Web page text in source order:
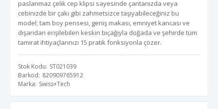
paslanmaz çelik cep klipsi sayesinde çantanızda veya
cebinizde bir çakı gibi zahmetsizce taşıyabileceğiniz bu
model; tam boy pensesi, geniş makası, emniyet kancası ve
dışarıdan erişilebilen keskin bıçağıyla doğada ve şehirde tüm
tamirat ihtiyaçlarınızı 15 pratik fonksiyonla çözer.
Stok Kodu ST021039
Barkod 820909765912
Marka Swiss+Tech